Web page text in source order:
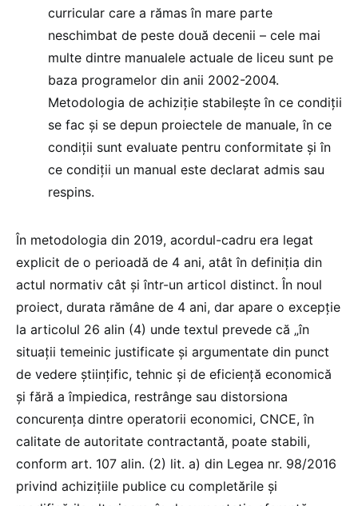
curricular care a rămas în mare parte
neschimbat de peste două decenii – cele mai
multe dintre manualele actuale de liceu sunt pe
baza programelor din anii 2002-2004.
Metodologia de achiziție stabilește în ce condiții
se fac și se depun proiectele de manuale, în ce
condiții sunt evaluate pentru conformitate și în
ce condiții un manual este declarat admis sau
respins.
În metodologia din 2019, acordul-cadru era legat
explicit de o perioadă de 4 ani, atât în definiția din
actul normativ cât și într-un articol distinct. În noul
proiect, durata rămâne de 4 ani, dar apare o excepție
la articolul 26 alin (4) unde textul prevede că „în
situații temeinic justificate și argumentate din punct
de vedere științific, tehnic și de eficiență economică
și fără a împiedica, restrânge sau distorsiona
concurența dintre operatorii economici, CNCE, în
calitate de autoritate contractantă, poate stabili,
conform art. 107 alin. (2) lit. a) din Legea nr. 98/2016
privind achiziţiile publice cu completările și